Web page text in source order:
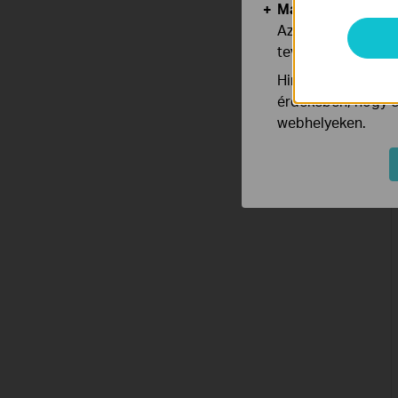
Marketing és
Az elemző cookie
tevékenységeit,
Hirdetési
érdekében, hogy
webhelyeken.